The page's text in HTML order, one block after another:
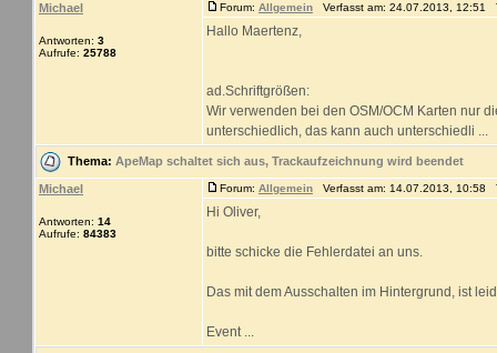
Michael
Antworten: 3
Aufrufe: 25788
Forum: Allgemein Verfasst am: 24.07.2013, 12:51
Hallo Maertenz,
ad.Schriftgrößen:
Wir verwenden bei den OSM/OCM Karten nur
unterschiedlich, das kann auch unterschiedli ...
Thema: ApeMap schaltet sich aus, Trackaufzeichnung wird beendet
Michael
Antworten: 14
Aufrufe: 84383
Forum: Allgemein Verfasst am: 14.07.2013, 10:58
Hi Oliver,
bitte schicke die Fehlerdatei an uns.
Das mit dem Ausschalten im Hintergrund, ist
Event ...